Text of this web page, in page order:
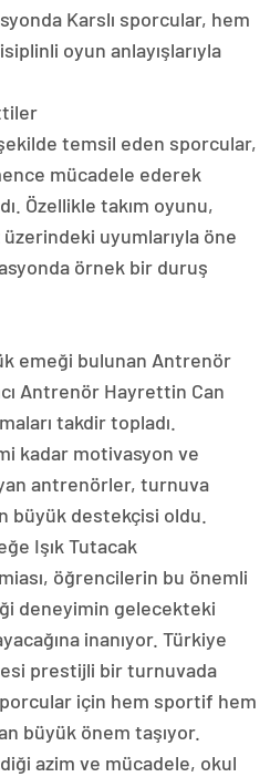
Karslı sporcular, hem
oyun anlayışlarıyla
şekilde temsil eden sporcular,
mücadele ederek
Özellikle takım oyunu,
uyumlarıyla öne
örnek bir duruş
emeği bulunan Antrenör
Antrenör Hayrettin Can
takdir topladı.
kadar motivasyon ve
antrenörler, turnuva
büyük destekçisi oldu.
Işık Tutacak
öğrencilerin bu önemli
deneyimin gelecekteki
inanıyor. Türkiye
prestijli bir turnuvada
için hem sportif hem
büyük önem taşıyor.
azim ve mücadele, okul